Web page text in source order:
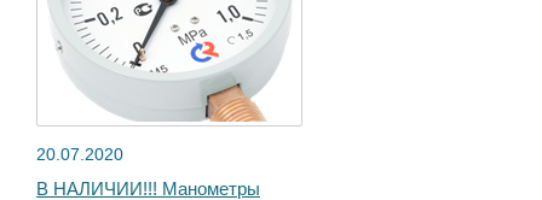
20.07.2020
В НАЛИЧИИ!!! Манометры